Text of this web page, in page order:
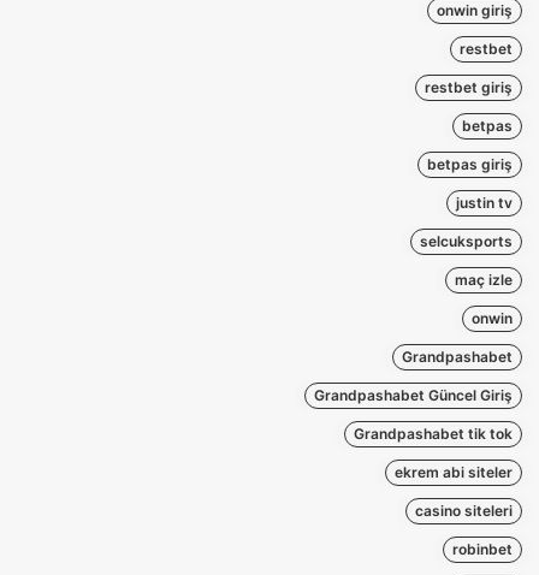
onwin giriş
restbet
restbet giriş
betpas
betpas giriş
justin tv
selcuksports
maç izle
onwin
Grandpashabet
Grandpashabet Güncel Giriş
Grandpashabet tik tok
ekrem abi siteler
casino siteleri
robinbet